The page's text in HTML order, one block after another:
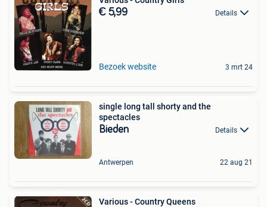
€ 5,99 Details
Bezoek website 3 mrt 24
single long tall shorty and the
spectacles
Bieden Details
Antwerpen 22 aug 21
Various - Country Queens